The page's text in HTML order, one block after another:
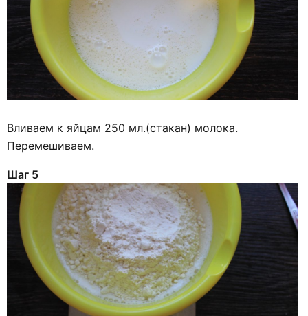
Вливаем к яйцам 250 мл.(стакан) молока.
Перемешиваем.
Шаг 5